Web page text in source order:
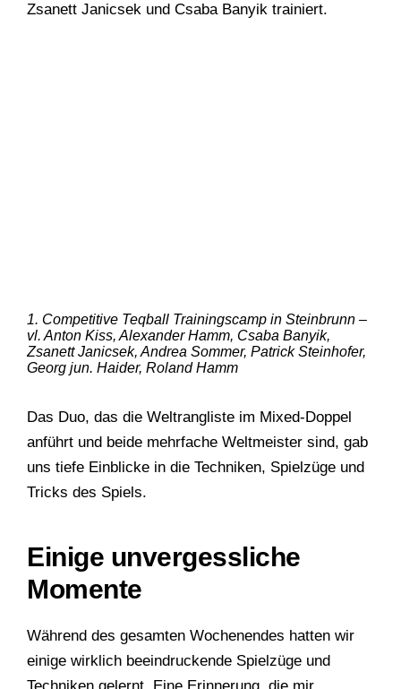
Zsanett Janicsek und Csaba Banyik trainiert.
1. Competitive Teqball Trainingscamp in Steinbrunn –
vl. Anton Kiss, Alexander Hamm, Csaba Banyik,
Zsanett Janicsek, Andrea Sommer, Patrick Steinhofer,
Georg jun. Haider, Roland Hamm
Das Duo, das die Weltrangliste im Mixed-Doppel
anführt und beide mehrfache Weltmeister sind, gab
uns tiefe Einblicke in die Techniken, Spielzüge und
Tricks des Spiels.
Einige unvergessliche
Momente
Während des gesamten Wochenendes hatten wir
einige wirklich beeindruckende Spielzüge und